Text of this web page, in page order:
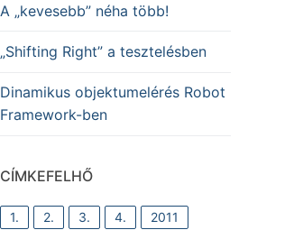
A „kevesebb” néha több!
„Shifting Right” a tesztelésben
Dinamikus objektumelérés Robot
Framework-ben
CÍMKEFELHŐ
1. 2. 3. 4.
2011